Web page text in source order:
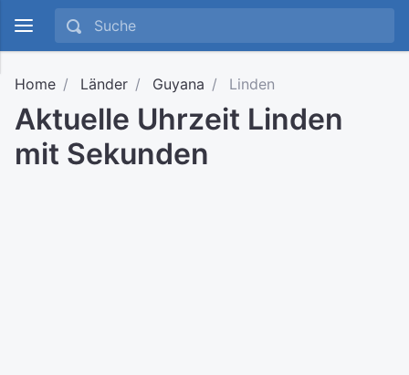
Home Länder Guyana Linden
Aktuelle Uhrzeit Linden
mit Sekunden